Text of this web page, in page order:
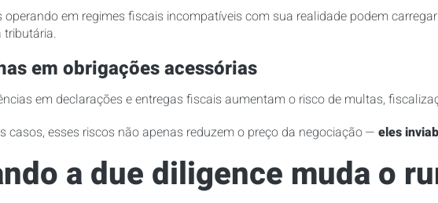
operando em regimes fiscais incompatíveis com sua realidade podem
tributária.
em obrigações acessórias
em declarações e entregas fiscais aumentam o risco de multas,
casos, esses riscos não apenas reduzem o preço da negociação — eles
a due diligence muda o